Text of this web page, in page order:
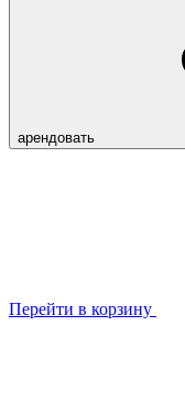
арендовать
Перейти в корзину